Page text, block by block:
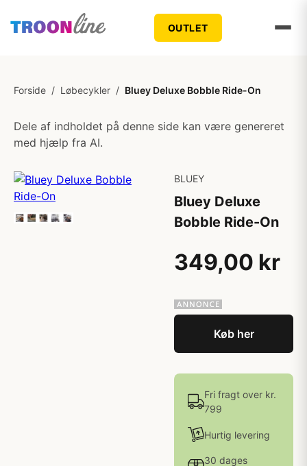
OUTLET
Forside / Løbecykler / Bluey Deluxe Bobble Ride-On
Dele af indholdet på denne side kan være genereret
med hjælp fra AI.
BLUEY
Bluey Deluxe
Bobble Ride-On
349,00 kr
Køb her
Fri fragt over kr.
799
Hurtig levering
30 dages